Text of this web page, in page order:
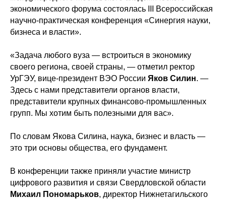
экономического форума состоялась III Всероссийская
научно-практическая конференция «Синергия науки,
бизнеса и власти».
«Задача любого вуза — встроиться в экономику
своего региона, своей страны, — отметил ректор
УрГЭУ, вице-президент ВЭО России Яков Силин. —
Здесь с нами представители органов власти,
представители крупных финансово-промышленных
групп. Мы хотим быть полезными для вас».
По словам Якова Силина, наука, бизнес и власть —
это три основы общества, его фундамент.
В конференции также приняли участие министр
цифрового развития и связи Свердловской области
Михаил Пономарьков, директор Нижнетагильского